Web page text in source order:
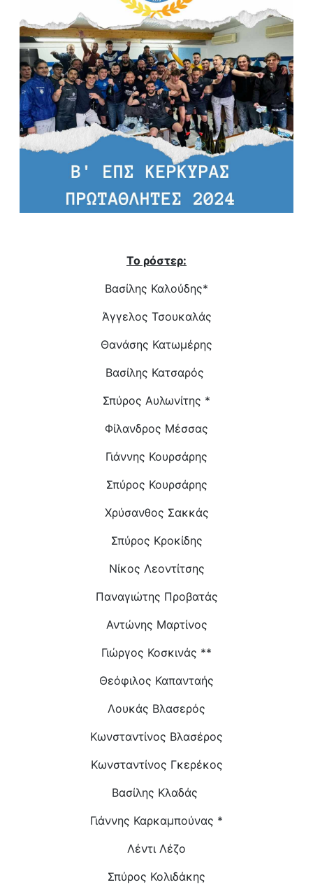
Το ρόστερ:
Βασίλης Καλούδης*
Άγγελος Τσουκαλάς
Θανάσης Κατωμέρης
Βασίλης Κατσαρός
Σπύρος Αυλωνίτης *
Φίλανδρος Μέσσας
Γιάννης Κουρσάρης
Σπύρος Κουρσάρης
Χρύσανθος Σακκάς
Σπύρος Κροκίδης
Νίκος Λεοντίτσης
Παναγιώτης Προβατάς
Αντώνης Μαρτίνος
Γιώργος Κοσκινάς **
Θεόφιλος Καπανταής
Λουκάς Βλασερός
Κωνσταντίνος Βλασέρος
Κωνσταντίνος Γκερέκος
Βασίλης Κλαδάς
Γιάννης Καρκαμπούνας *
Λέντι Λέζο
Σπύρος Κολιδάκης